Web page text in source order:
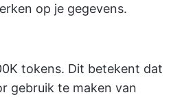
op je gegevens.
tokens. Dit betekent dat
gebruik te maken van